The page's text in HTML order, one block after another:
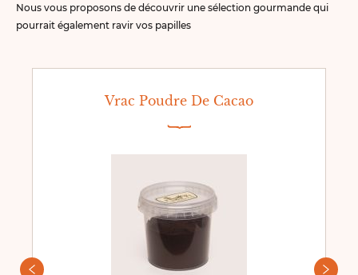
Nous vous proposons de découvrir une sélection gourmande qui
pourrait également ravir vos papilles
Vrac Poudre De Cacao